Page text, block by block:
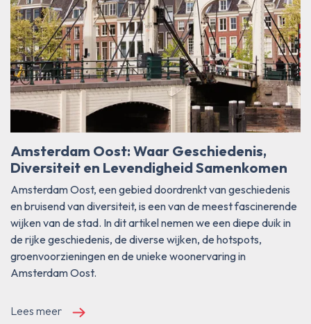
Amsterdam Oost: Waar Geschiedenis,
Diversiteit en Levendigheid Samenkomen
Amsterdam Oost, een gebied doordrenkt van geschiedenis
en bruisend van diversiteit, is een van de meest fascinerende
wijken van de stad. In dit artikel nemen we een diepe duik in
de rijke geschiedenis, de diverse wijken, de hotspots,
groenvoorzieningen en de unieke woonervaring in
Amsterdam Oost.
Lees meer